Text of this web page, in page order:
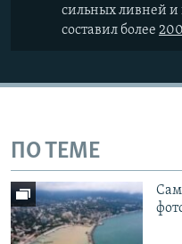
сильных ливней и
составил более
ПО ТЕМЕ